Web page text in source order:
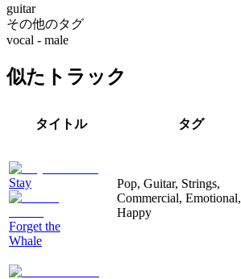
guitar
その他のタグ
vocal - male
似たトラック
タイトル タグ
Stay
Forget the
Whale
Pop, Guitar, Strings,
Commercial, Emotional,
Happy